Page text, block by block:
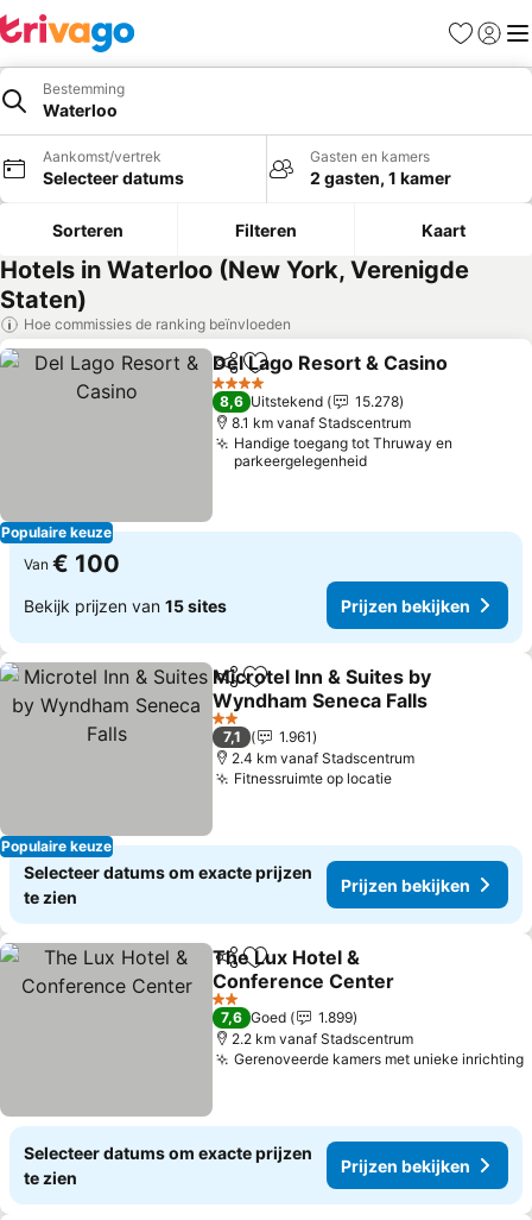
Favorieten
Bestemming
Waterloo
Aankomst/vertrek
Selecteer datums
Gasten en kamers
2 gasten, 1 kamer
Sorteren Filteren Kaart
Hotels in Waterloo (New York, Verenigde
Staten)
Hoe commissies de ranking beïnvloeden
Populaire keuze
DelenToevoegen aan favorieten
Del Lago Resort & Casino
4 Sterren
8,6 Uitstekend
15.278
8.1 km vanaf Stadscentrum
Handige toegang tot Thruway en
parkeergelegenheid
Van € 100
Bekijk prijzen van 15 sites Prijzen bekijken
Populaire keuze
DelenToevoegen aan favorieten
Microtel Inn & Suites by
Wyndham Seneca Falls
2 Sterren
7,1
1.961
2.4 km vanaf Stadscentrum
Fitnessruimte op locatie
Selecteer datums om exacte prijzen
te zien
Prijzen bekijken
DelenToevoegen aan favorieten
The Lux Hotel &
Conference Center
2 Sterren
7,6 Goed
1.899
2.2 km vanaf Stadscentrum
Gerenoveerde kamers met unieke inrichting
Selecteer datums om exacte prijzen
te zien
Prijzen bekijken